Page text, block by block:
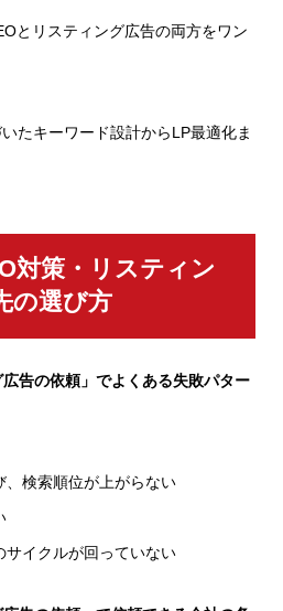
とリスティング広告の両方をワン
たキーワード設計からLP最適化ま
対策・リスティン
の選び方
広告の依頼」でよくある失敗パター
、検索順位が上がらない
サイクルが回っていない